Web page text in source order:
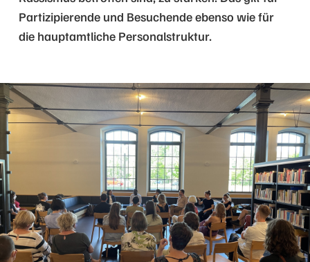
Partizipierende und Besuchende ebenso wie für
die hauptamtliche Personalstruktur.